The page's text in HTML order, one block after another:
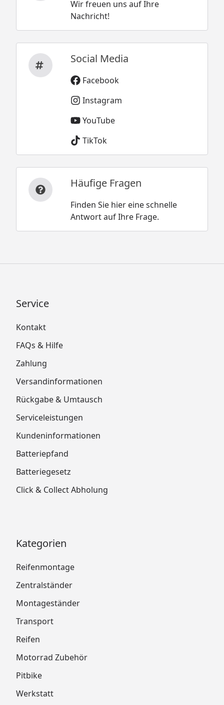
Wir freuen uns auf Ihre
Nachricht!
Social Media
Facebook
Instagram
YouTube
TikTok
Häufige Fragen
Finden Sie hier eine schnelle
Antwort auf Ihre Frage.
Service
Kontakt
FAQs & Hilfe
Zahlung
Versandinformationen
Rückgabe & Umtausch
Serviceleistungen
Kundeninformationen
Batteriepfand
Batteriegesetz
Click & Collect Abholung
Kategorien
Reifenmontage
Zentralständer
Montageständer
Transport
Reifen
Motorrad Zubehör
Pitbike
Werkstatt